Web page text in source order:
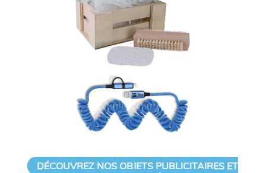
DÉCOUVREZ NOS OBJETS PUBLICITAIRES ET